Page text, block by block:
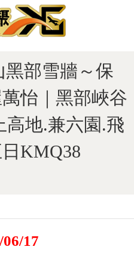
黑部雪牆～保
怡｜黑部峽谷
高地.兼六園.飛
KMQ38
06/17